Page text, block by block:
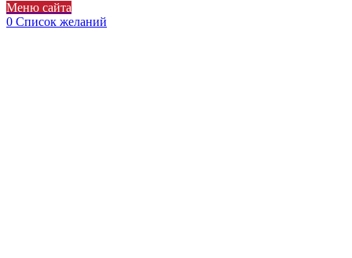
Меню сайта
0 Список желаний